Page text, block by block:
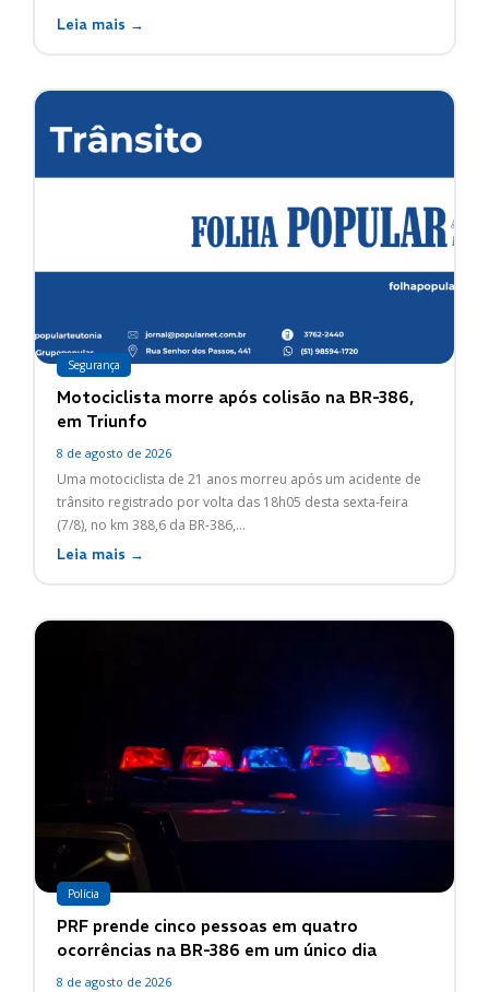
Leia mais →
Segurança
Motociclista morre após colisão na BR-386,
em Triunfo
8 de agosto de 2026
Uma motociclista de 21 anos morreu após um acidente de
trânsito registrado por volta das 18h05 desta sexta-feira
(7/8), no km 388,6 da BR-386,...
Leia mais →
Polícia
PRF prende cinco pessoas em quatro
ocorrências na BR-386 em um único dia
8 de agosto de 2026